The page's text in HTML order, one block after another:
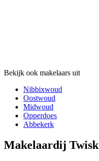
Bekijk ook makelaars uit
Nibbixwoud
Oostwoud
Midwoud
Opperdoes
Abbekerk
Makelaardij Twisk